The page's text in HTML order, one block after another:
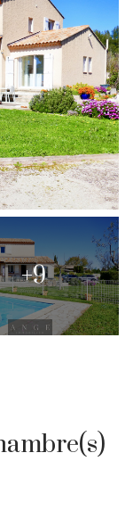
+9